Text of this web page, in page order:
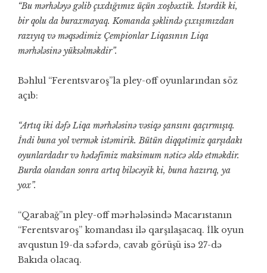
“Bu mərhələyə gəlib çıxdığımız üçün xoşbəxtik. İstərdik ki,
bir qolu da buraxmayaq. Komanda şəklində çıxışımızdan
razıyıq və məqsədimiz Çempionlar Liqasının Liqa
mərhələsinə yüksəlməkdir”.
Bəhlul “Ferentsvaroş”la pley-off oyunlarından söz
açıb:
“Artıq iki dəfə Liqa mərhələsinə vəsiqə şansını qaçırmışıq.
İndi buna yol vermək istəmirik. Bütün diqqətimiz qarşıdakı
oyunlardadır və hədəfimiz maksimum nəticə əldə etməkdir.
Burda olandan sonra artıq biləcəyik ki, buna hazırıq, ya
yox”.
“Qarabağ”ın pley-off mərhələsində Macarıstanın
“Ferentsvaroş” komandası ilə qarşılaşacaq. İlk oyun
avqustun 19-da səfərdə, cavab görüşü isə 27-də
Bakıda olacaq.